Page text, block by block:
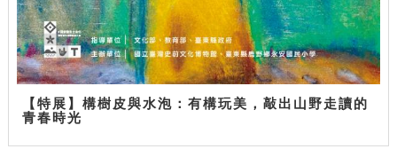
【特展】構樹皮與水泡：有構玩美，敲出山野走讀的
青春時光